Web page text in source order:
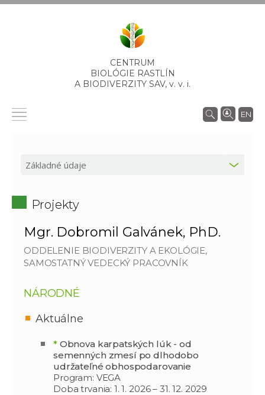
CENTRUM
BIOLÓGIE RASTLÍN
A BIODIVERZITY SAV, v. v. i.
EN
Projekty
Mgr. Dobromil Galvánek, PhD.
ODDELENIE BIODIVERZITY A EKOLÓGIE,
SAMOSTATNÝ VEDECKÝ PRACOVNÍK
NÁRODNÉ
Aktuálne
*Obnova karpatských lúk - od
semenných zmesí po dlhodobo
udržateľné obhospodarovanie
Program: VEGA
Doba trvania: 1. 1. 2026 – 31. 12. 2029